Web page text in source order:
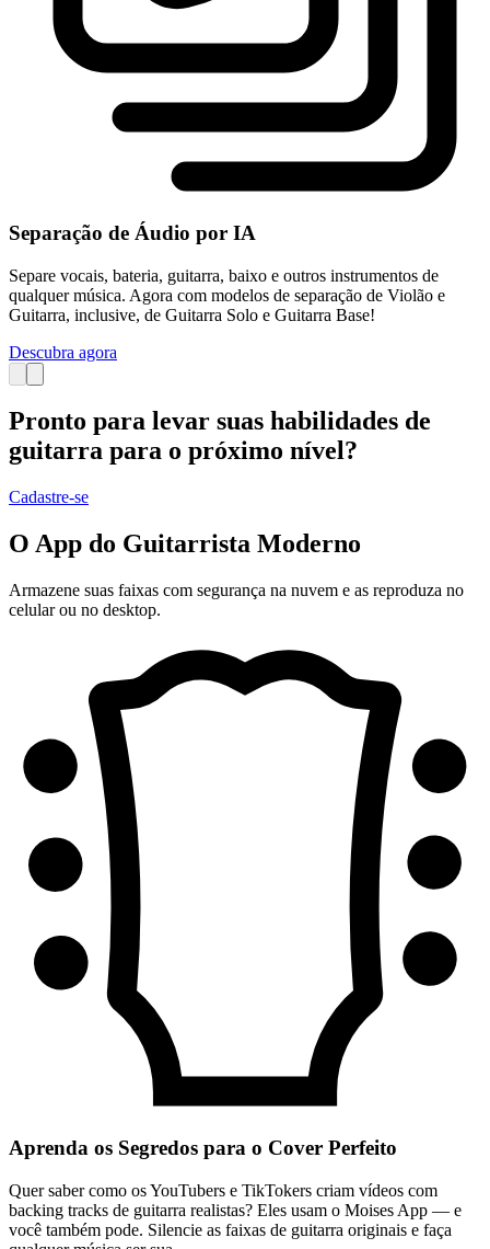
Separação de Áudio por IA
Separe vocais, bateria, guitarra, baixo e outros instrumentos de
qualquer música. Agora com modelos de separação de Violão e
Guitarra, inclusive, de Guitarra Solo e Guitarra Base!
Descubra agora
Pronto para levar suas habilidades de
guitarra para o próximo nível?
Cadastre-se
O App do Guitarrista Moderno
Armazene suas faixas com segurança na nuvem e as reproduza no
celular ou no desktop.
Aprenda os Segredos para o Cover Perfeito
Quer saber como os YouTubers e TikTokers criam vídeos com
backing tracks de guitarra realistas? Eles usam o Moises App — e
você também pode. Silencie as faixas de guitarra originais e faça